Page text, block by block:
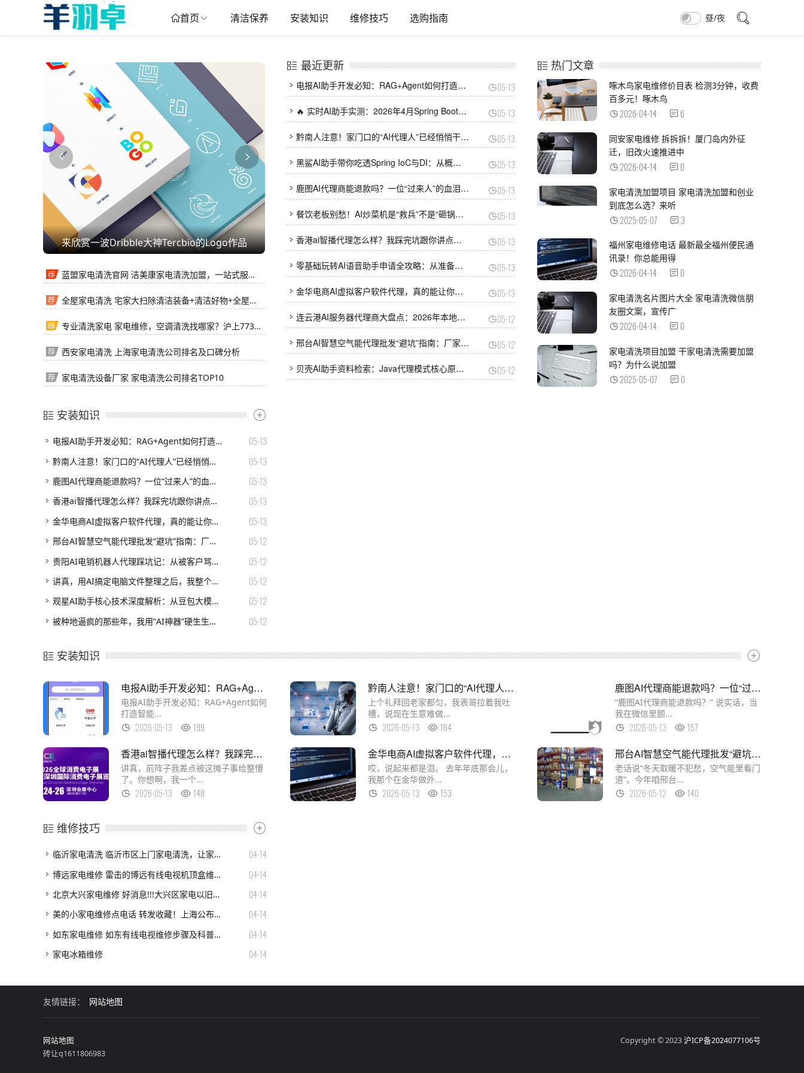
首页 清洁保养 安装知识 维修技巧 选购指南 昼/夜
来欣赏一波Dribble大神Tercbio的Logo作品
蓝盟家电清洗官网 洁美康家电清洗加盟，一站式服务更贴心
全屋家电清洗 宅家大扫除清洁装备+清洁好物+全屋家电维护一文搞定
专业清洗家电 家电维修，空调清洗找哪家？沪上773家正规企业名单来了！
西安家电清洗 上海家电清洗公司排名及口碑分析
家电清洗设备厂家 家电清洗公司排名TOP10
最近更新
电报AI助手开发必知：RAG+Agent如何打造智能对话机器人 05-13
🔥 实时AI助手实测：2026年4月Spring Boot整合MyBatis Plus终极指南 05-13
黔南人注意！家门口的“AI代理人”已经悄悄干起了这些大事，你还不知道？ 05-13
黑鲨AI助手带你吃透Spring IoC与DI：从概念到面试全攻略 05-13
鹿图AI代理商能退款吗？一位“过来人”的血泪史与硬核维权指南 05-13
餐饮老板别愁！AI炒菜机是“救兵”不是“砸锅的”，找对代理商比找大厨还管用？ 05-13
香港ai智播代理怎么样？我踩完坑跟你讲点大实话！ 05-13
零基础玩转AI语音助手申请全攻略：从准备到上线的坑与路 05-13
金华电商AI虚拟客户软件代理，真的能让你躺着接单？我花了三个月替大家试出来了 05-13
连云港AI服务器代理商大盘点：2026年本地企业选算力，看这篇就够了！ 05-12
邢台AI智慧空气能代理批发“避坑”指南：厂家怎么选？政策怎么谈？看完这篇少走弯路！ 05-12
贝壳AI助手资料检索：Java代理模式核心原理与面试全解析（2026年4月更新） 05-12
热门文章
啄木鸟家电维修价目表 检测3分钟，收费
百多元！啄木鸟
2026-04-14 6
同安家电维修 拆拆拆！厦门岛内外征
迁，旧改火速推进中
2026-04-14 0
家电清洗加盟项目 家电清洗加盟和创业
到底怎么选？来听
2025-05-07 3
福州家电维修电话 最新最全福州便民通
讯录！你总能用得
2026-04-14 0
家电清洗名片图片大全 家电清洗微信朋
友圈文案，宣传广
2026-04-14 0
家电清洗项目加盟 干家电清洗需要加盟
吗？为什么说加盟
2025-05-07 0
安装知识
电报AI助手开发必知：RAG+Agent如何打造智能对话机器人 05-13
黔南人注意！家门口的“AI代理人”已经悄悄干起了这些大事，你还不知道？ 05-13
鹿图AI代理商能退款吗？一位“过来人”的血泪史与硬核维权指南 05-13
香港ai智播代理怎么样？我踩完坑跟你讲点大实话！ 05-13
金华电商AI虚拟客户软件代理，真的能让你躺着接单？我花了三个月替大家试出来了 05-13
邢台AI智慧空气能代理批发“避坑”指南：厂家怎么选？政策怎么谈？看完这篇少走弯路！ 05-12
贵阳AI电销机器人代理踩坑记：从被客户骂哭到月入五万，我只做对了一件事 05-12
讲真，用AI搞定电脑文件整理之后，我整个人都轻松了 05-12
观星AI助手核心技术深度解析：从豆包大模型架构到Agent落地实战 05-12
被种地逼疯的那些年，我用“AI神器”硬生生把亩产干翻了！ 05-12
安装知识
电报AI助手开发必知：RAG+Agent如何打造智能对话机器人
电报AI助手开发必知：RAG+Agent如何
打造智能...
2026-05-13 199
黔南人注意！家门口的“AI代理人”已经悄悄干起了这些大事，你还不知道？
上个礼拜回老家都匀，我表哥拉着我吐
槽，说现在生意难做...
2026-05-13 164
鹿图AI代理商能退款吗？一位“过来人”的血泪史与硬核维权指南
“鹿图AI代理商能退款吗？” 说实话，当
我在微信里颤...
2026-05-13 157
香港ai智播代理怎么样？我踩完坑跟你讲点大实话！
讲真，前阵子我差点被这摊子事给整懵
了。你想啊，我一个...
2026-05-13 148
金华电商AI虚拟客户软件代理，真的能让你躺着接单？我花了三个月替大家试出来了
哎，说起来都是泪。 去年年底那会儿，
我那个在金华做外...
2026-05-13 153
邢台AI智慧空气能代理批发“避坑”指南：厂家怎么选？政策怎么谈？看完这篇少走弯路！
老话说“冬天取暖不犯愁，空气能里看门
道”。今年咱邢台...
2026-05-12 140
维修技巧
临沂家电清洗 临沂市区上门家电清洗，让家电焕然一新 04-14
博远家电维修 雷击的博远有线电视机顶盒维修分享 04-14
北京大兴家电维修 好消息!!!大兴区家电以旧换新专场来啦 04-14
美的小家电维修点电话 转发收藏！上海公布一批正规售后服务电话，不用担心“李鬼”啦！ 04-14
如东家电维修 如东有线电视维修步骤及科普知识 04-14
家电冰箱维修 04-14
友情链接： 网站地图
Copyright © 2023沪ICP备2024077106号
网站地图
砖让q1611806983